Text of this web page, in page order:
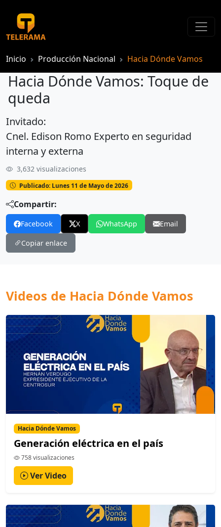
Inicio Producción Nacional Hacia Dónde Vamos
Hacia Dónde Vamos: Toque de
queda
Hacia Dónde Vamos: Toque de queda
Invitado:
Cnel. Edison Romo Experto en seguridad
interna y externa
3,632 visualizaciones
Publicado: Lunes 11 de Mayo de 2026
Compartir:
Facebook X WhatsApp Email
Copiar enlace
Videos de Hacia Dónde Vamos
Hacia Dónde Vamos
Generación eléctrica en el país
758 visualizaciones
Ver Video